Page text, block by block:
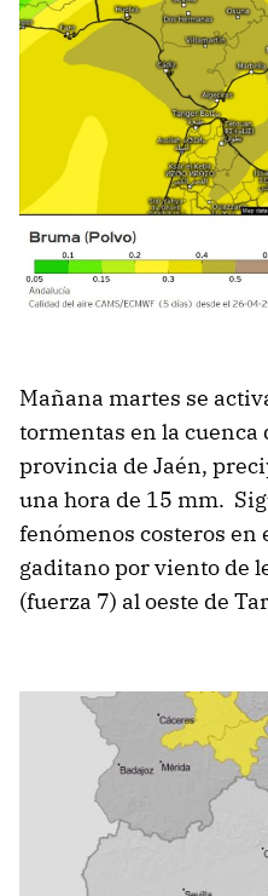
Mañana martes se
tormentas en la cuenca
provincia de Jaén,
una hora de 15 mm.
fenómenos costeros en
gaditano por viento de
(fuerza 7) al oeste de